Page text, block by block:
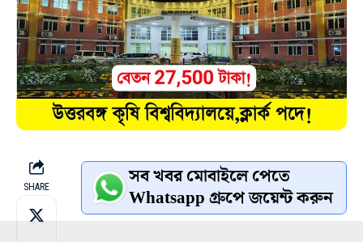
SHARE সব খবর মোবাইলে পেতে
Whatsapp গ্রুপে জয়েন্ট করুন